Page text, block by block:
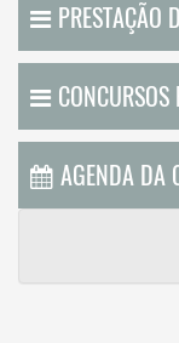
PRESTAÇÃO
AGENDA DA